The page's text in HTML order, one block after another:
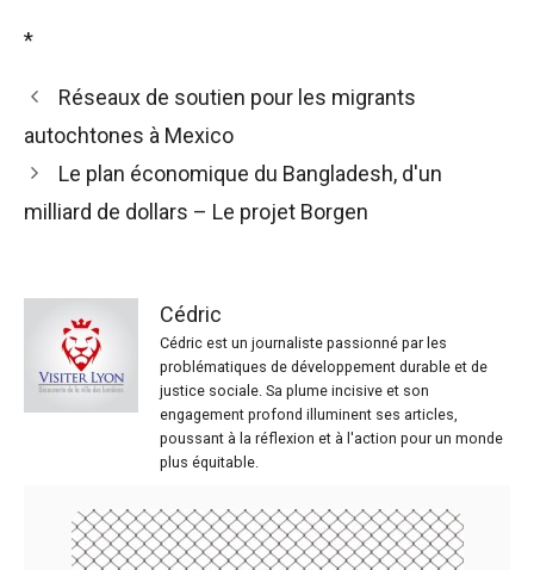
*
Réseaux de soutien pour les migrants
autochtones à Mexico
Le plan économique du Bangladesh, d'un
milliard de dollars – Le projet Borgen
Cédric
Cédric est un journaliste passionné par les
problématiques de développement durable et de
justice sociale. Sa plume incisive et son
engagement profond illuminent ses articles,
poussant à la réflexion et à l'action pour un monde
plus équitable.